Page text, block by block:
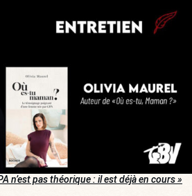
n’est pas théorique : il est déjà en cours »